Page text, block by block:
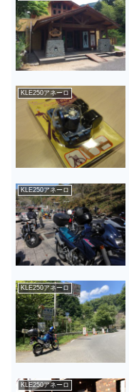
KLE250アネーロ
KLE250アネーロ
KLE250アネーロ
KLE250アネーロ